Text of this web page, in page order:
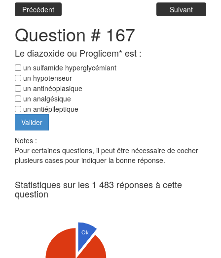
Précédent Suivant
Question # 167
Le diazoxide ou Proglicem* est :
un sulfamide hyperglycémiant
un hypotenseur
un antinéoplasique
un analgésique
un antiépileptique
Notes :
Pour certaines questions, il peut être nécessaire de cocher
plusieurs cases pour indiquer la bonne réponse.
Statistiques sur les 1 483 réponses à cette
question
Ok